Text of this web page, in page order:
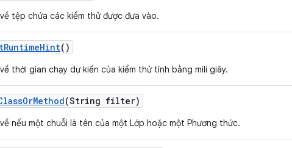
tệp chứa các kiểm thử được đưa vào.
RuntimeHint()
thời gian chạy dự kiến của kiểm thử tính bằng mili giây.
OrMethod(String filter)
nếu một chuỗi là tên của một Lớp hoặc một Phương thức.